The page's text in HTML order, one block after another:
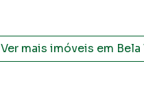
Ver mais imóveis em